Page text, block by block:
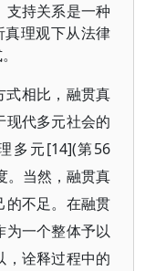
支持关系是一种
理观下从法律
式相比，融贯真
现代多元社会的
多元[14](第56
。当然，融贯真
的不足。在融贯
为一个整体予以
，诠释过程中的